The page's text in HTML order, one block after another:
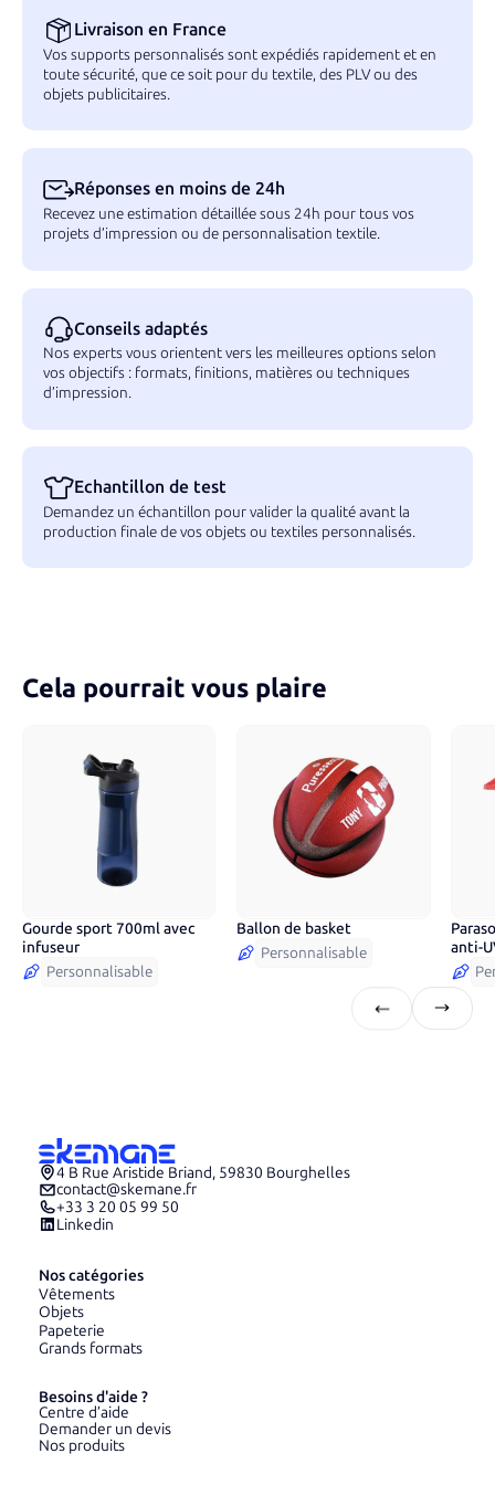
Livraison en France
Vos supports personnalisés sont expédiés rapidement et en
toute sécurité, que ce soit pour du textile, des PLV ou des
objets publicitaires.
Réponses en moins de 24h
Recevez une estimation détaillée sous 24h pour tous vos
projets d’impression ou de personnalisation textile.
Conseils adaptés
Nos experts vous orientent vers les meilleures options selon
vos objectifs : formats, finitions, matières ou techniques
d’impression.
Echantillon de test
Demandez un échantillon pour valider la qualité avant la
production finale de vos objets ou textiles personnalisés.
Cela pourrait vous plaire
2couleurs
Gourde sport 700ml avec
infuseur
Personnalisable
Ballon de basket
Personnalisable
7
anti-
4 B Rue Aristide Briand, 59830 Bourghelles
contact@skemane.fr
+33 3 20 05 99 50
Linkedin
Nos catégories
Vêtements
Objets
Papeterie
Grands formats
Besoins d'aide ?
Centre d’aide
Demander un devis
Nos produits